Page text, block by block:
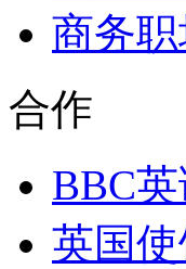
商务
合作
BBC
英国